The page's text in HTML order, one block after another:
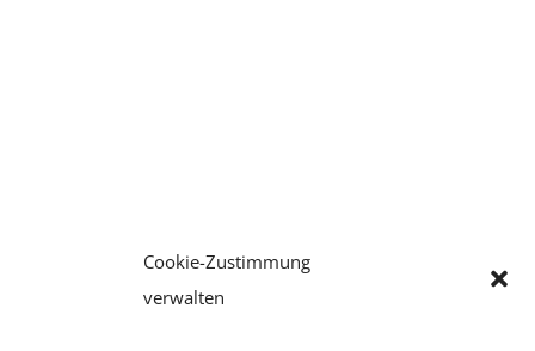
Cookie-Zustimmung
verwalten